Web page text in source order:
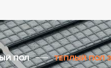
ПОЛ ТЕПЛЫЙ ПОЛ